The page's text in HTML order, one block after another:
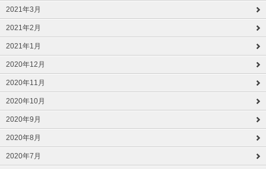
2021年3月
2021年2月
2021年1月
2020年12月
2020年11月
2020年10月
2020年9月
2020年8月
2020年7月